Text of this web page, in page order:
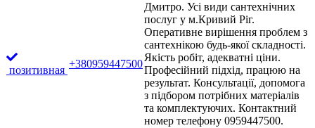
позитивная
+380959447500
Дмитро. Усі види сантехнічних
послуг у м.Кривий Ріг.
Оперативне вирішення проблем з
сантехнікою будь-якої складності.
Якість робіт, адекватні ціни.
Професійний підхід, працюю на
результат. Консультації, допомога
з підбором потрібних матеріалів
та комплектуючих. Контактний
номер телефону 0959447500.